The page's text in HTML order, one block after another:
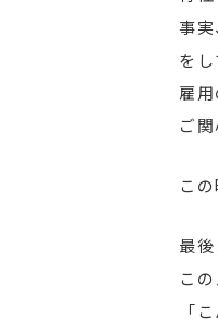
事
をし
雇
ご
こ
最
こ
「